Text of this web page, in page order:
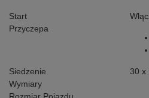
Start
Przyczepa
Siedzenie
30 x
Wymiary